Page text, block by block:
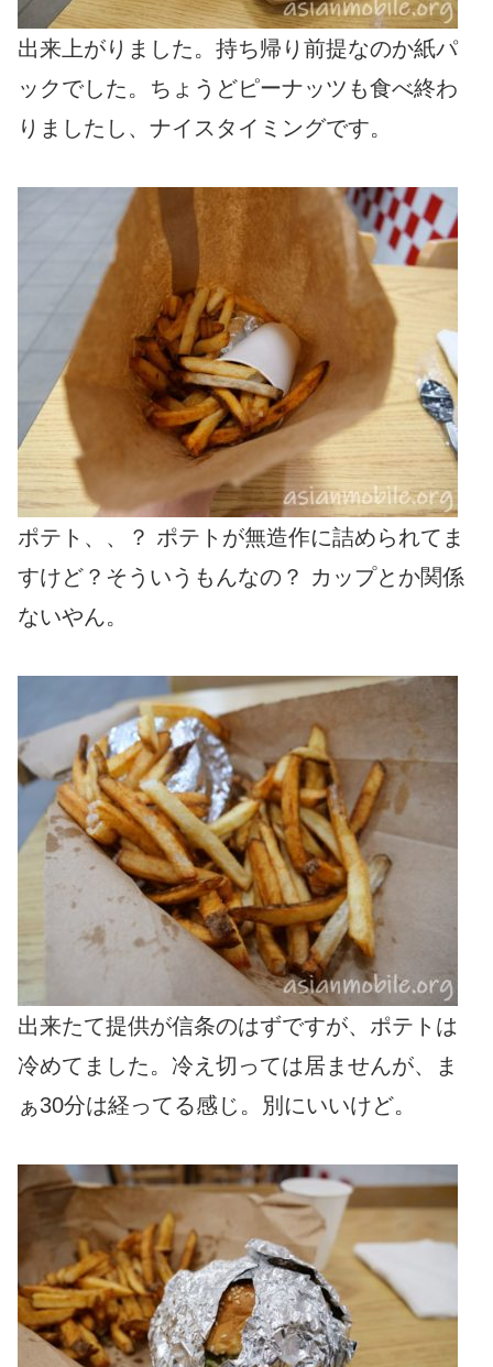
出来上がりました。持ち帰り前提なのか紙パ
ックでした。ちょうどピーナッツも食べ終わ
りましたし、ナイスタイミングです。
ポテト、、？ ポテトが無造作に詰められてま
すけど？そういうもんなの？ カップとか関係
ないやん。
出来たて提供が信条のはずですが、ポテトは
冷めてました。冷え切っては居ませんが、ま
ぁ30分は経ってる感じ。別にいいけど。